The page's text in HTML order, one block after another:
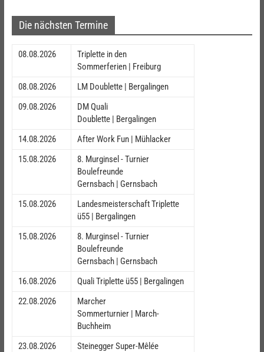
Die nächsten Termine
08.08.2026
Triplette in den
Sommerferien | Freiburg
08.08.2026
LM Doublette | Bergalingen
09.08.2026
DM Quali
Doublette | Bergalingen
14.08.2026
After Work Fun | Mühlacker
15.08.2026
8. Murginsel - Turnier
Boulefreunde
Gernsbach | Gernsbach
15.08.2026
Landesmeisterschaft Triplette
ü55 | Bergalingen
15.08.2026
8. Murginsel - Turnier
Boulefreunde
Gernsbach | Gernsbach
16.08.2026
Quali Triplette ü55 | Bergalingen
22.08.2026
Marcher
Sommerturnier | March-
Buchheim
23.08.2026
Steinegger Super-Mêlée